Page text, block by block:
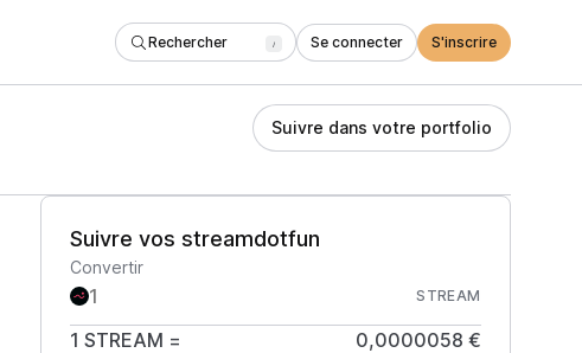
Rechercher / Se connecter S'inscrire
Suivre dans votre portfolio
Suivre vos streamdotfun
Convertir
STREAM
1 STREAM = 0,0000058 €